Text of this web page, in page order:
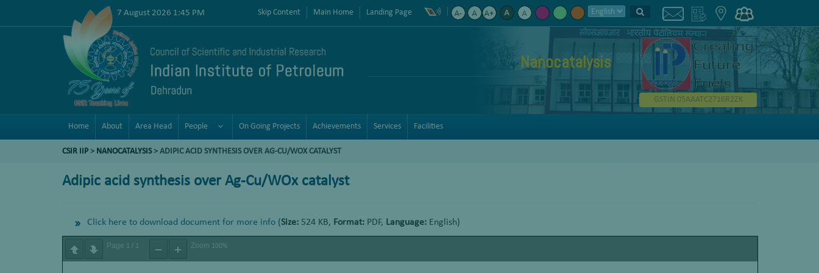
7 August 2026 1:45 PM Skip Content Main Home Landing Page
Nanocatalysis
GSTIN 05AAATC2716R2ZK
Home About Area Head People On Going Projects Achievements Services Facilities
CSIR IIP > NANOCATALYSIS> ADIPIC ACID SYNTHESIS OVER AG-CU/WOX CATALYST
Adipic acid synthesis over Ag-Cu/WOx catalyst
Click here to download document for more info (Size: 524 KB, Format: PDF, Language: English)
Page 1 / 1 Zoom 100%